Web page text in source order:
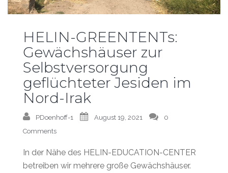
HELIN-GREENTENTs:
Gewächshäuser zur
Selbstversorgung
geflüchteter Jesiden im
Nord-Irak
PDoenhoff-1 August 19, 2021
0
Comments
In der Nähe des HELIN-EDUCATION-CENTER
betreiben wir mehrere große Gewächshäuser.